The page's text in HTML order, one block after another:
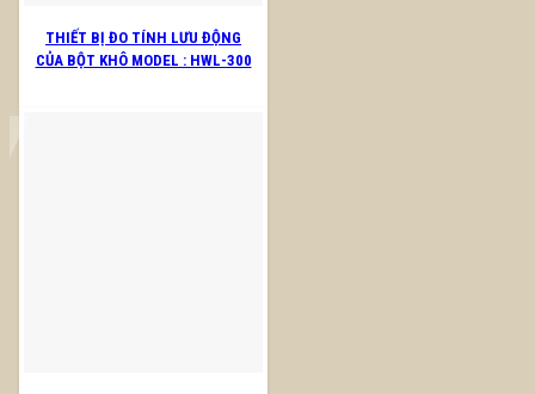
THIẾT BỊ ĐO TÍNH LƯU ĐỘNG
CỦA BỘT KHÔ MODEL : HWL-300